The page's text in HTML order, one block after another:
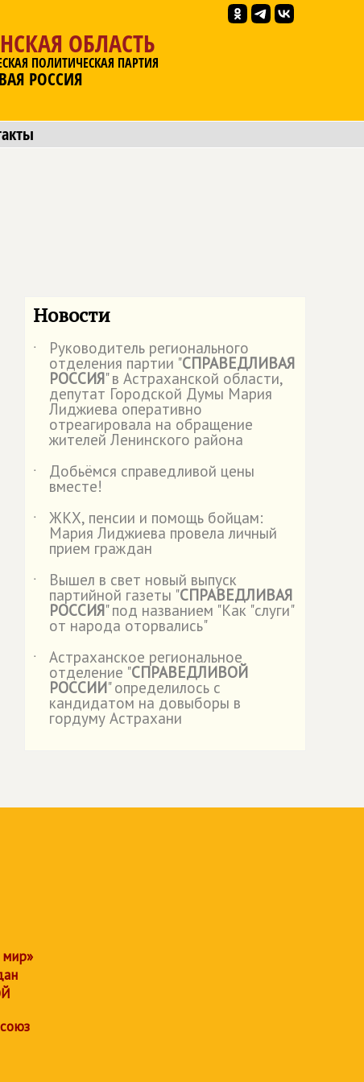
ОБЛАСТЬ
ПОЛИТИЧЕСКАЯ ПАРТИЯ
РОССИЯ
Новости
˙ Руководитель регионального
отделения партии "СПРАВЕДЛИВАЯ
РОССИЯ" в Астраханской области,
депутат Городской Думы Мария
Лиджиева оперативно
отреагировала на обращение
жителей Ленинского района
˙
Добьёмся справедливой цены
вместе!
˙
ЖКХ, пенсии и помощь бойцам:
Мария Лиджиева провела личный
прием граждан
˙
Вышел в свет новый выпуск
партийной газеты "СПРАВЕДЛИВАЯ
РОССИЯ" под названием "Как "слуги"
от народа оторвались"
˙
Астраханское региональное
отделение "СПРАВЕДЛИВОЙ
РОССИИ" определилось с
кандидатом на довыборы в
гордуму Астрахани